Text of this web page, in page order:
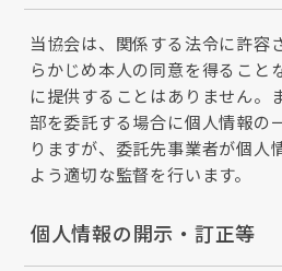
当協会は、関係する法令に許容
らかじめ本人の同意を得ること
に提供することはありません。
部を委託する場合に個人情報の
りますが、委託先事業者が個人
よう適切な監督を行います。
個人情報の開示・訂正等